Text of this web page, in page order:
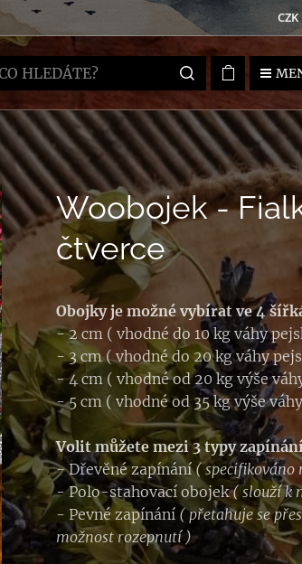
CZK
Woobojek -
čtverce
Obojky je možné vybírat ve 4
- 2 cm ( vhodné do 10 kg váhy
- 3 cm ( vhodné do 20 kg váhy
- 4 cm ( vhodné od 20 kg výše
- 5 cm ( vhodné od 35 kg výše
Volit můžete mezi 3 typy
- Dřevěné zapínání( specifikováno
- Polo-stahovací obojek( slouží k
- Pevné zapínání ( přetahuje se
možnost rozepnutí )